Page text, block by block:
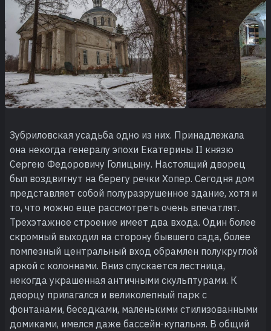
Зубриловская усадьба одно из них. Принадлежала
она некогда генералу эпохи Екатерины II князю
Сергею Федоровичу Голицыну. Настоящий дворец
был воздвигнут на берегу речки Хопер. Сегодня дом
представляет собой полуразрушенное здание, хотя и
то, что можно еще рассмотреть очень впечатлят.
Трехэтажное строение имеет два входа. Один более
скромный выходил на сторону бывшего сада, более
помпезный центральный вход обрамлен полукруглой
аркой с колоннами. Вниз спускается лестница,
некогда украшенная античными скульптурами. К
дворцу прилагался и великолепный парк с
фонтанами, беседками, маленькими стилизованными
домиками, имелся даже бассейн-купальня. В общий